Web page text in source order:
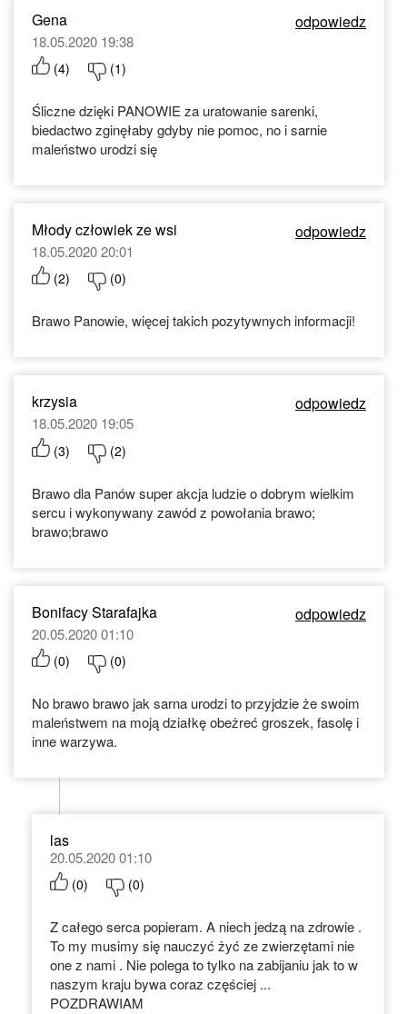
Gena odpowiedz
18.05.2020 19:38
(4) (1)
Śliczne dzięki PANOWIE za uratowanie sarenki,
biedactwo zginęłaby gdyby nie pomoc, no i sarnie
maleństwo urodzi się
Młody człowiek ze wsi odpowiedz
18.05.2020 20:01
(2) (0)
Brawo Panowie, więcej takich pozytywnych informacji!
krzysia odpowiedz
18.05.2020 19:05
(3) (2)
Brawo dla Panów super akcja ludzie o dobrym wielkim
sercu i wykonywany zawód z powołania brawo;
brawo;brawo
Bonifacy Starafajka odpowiedz
20.05.2020 01:10
(0) (0)
No brawo brawo jak sarna urodzi to przyjdzie że swoim
maleństwem na moją działkę obeżreć groszek, fasolę i
inne warzywa.
las
20.05.2020 01:10
(0) (0)
Z całego serca popieram. A niech jedzą na zdrowie .
To my musimy się nauczyć żyć ze zwierzętami nie
one z nami . Nie polega to tylko na zabijaniu jak to w
naszym kraju bywa coraz częściej ...
POZDRAWIAM